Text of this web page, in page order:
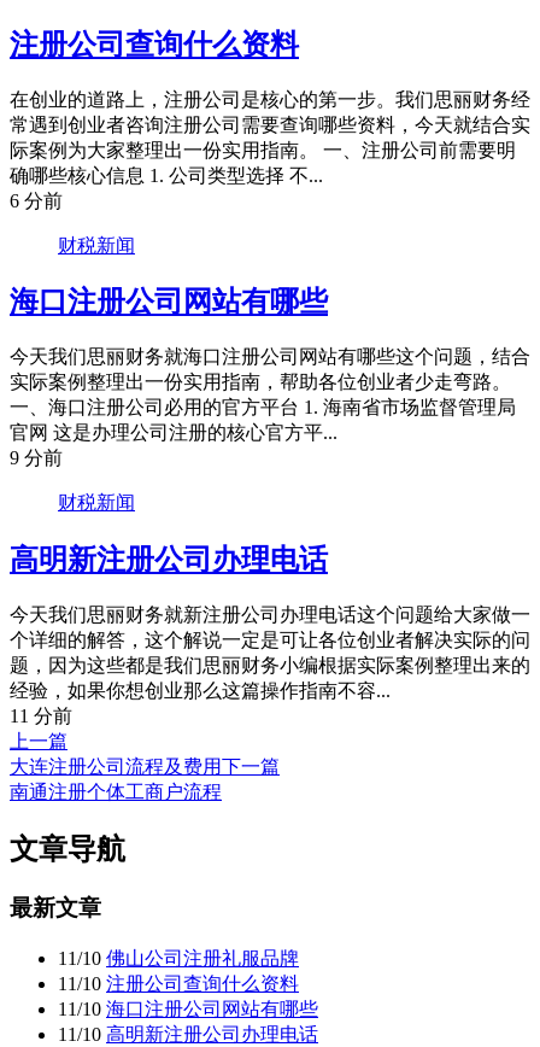
注册公司查询什么资料
在创业的道路上，注册公司是核心的第一步。我们思丽财务经
常遇到创业者咨询注册公司需要查询哪些资料，今天就结合实
际案例为大家整理出一份实用指南。 一、注册公司前需要明
确哪些核心信息 1. 公司类型选择 不...
6 分前
财税新闻
海口注册公司网站有哪些
今天我们思丽财务就海口注册公司网站有哪些这个问题，结合
实际案例整理出一份实用指南，帮助各位创业者少走弯路。
一、海口注册公司必用的官方平台 1. 海南省市场监督管理局
官网 这是办理公司注册的核心官方平...
9 分前
财税新闻
高明新注册公司办理电话
今天我们思丽财务就新注册公司办理电话这个问题给大家做一
个详细的解答，这个解说一定是可让各位创业者解决实际的问
题，因为这些都是我们思丽财务小编根据实际案例整理出来的
经验，如果你想创业那么这篇操作指南不容...
11 分前
上一篇
大连注册公司流程及费用下一篇
南通注册个体工商户流程
文章导航
最新文章
11/10 佛山公司注册礼服品牌
11/10 注册公司查询什么资料
11/10 海口注册公司网站有哪些
11/10 高明新注册公司办理电话